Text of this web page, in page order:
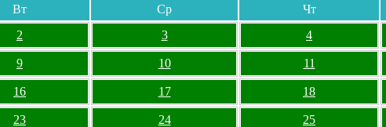
Вт Ср Чт
2 3 4
9 10 11
16 17 18
23 24 25